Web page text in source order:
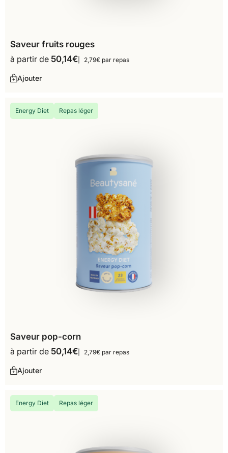
Saveur fruits rouges
à partir de 50,14€ 2,79€ par repas
Ajouter
Energy Diet Repas léger
Saveur pop-corn
à partir de 50,14€ 2,79€ par repas
Ajouter
Energy Diet Repas léger